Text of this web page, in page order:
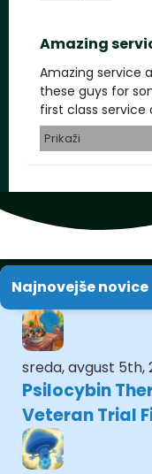
Amazing
Amazing service
these guys for
first class
Prikaži
Najnovejše novice
sreda, avgust 5th,
Psilocybin
Veteran Trial